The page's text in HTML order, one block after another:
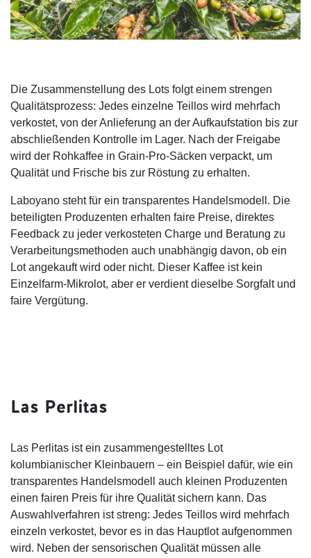
Die Zusammenstellung des Lots folgt einem strengen
Qualitätsprozess: Jedes einzelne Teillos wird mehrfach
verkostet, von der Anlieferung an der Aufkaufstation bis zur
abschließenden Kontrolle im Lager. Nach der Freigabe
wird der Rohkaffee in Grain-Pro-Säcken verpackt, um
Qualität und Frische bis zur Röstung zu erhalten.
Laboyano steht für ein transparentes Handelsmodell. Die
beteiligten Produzenten erhalten faire Preise, direktes
Feedback zu jeder verkosteten Charge und Beratung zu
Verarbeitungsmethoden auch unabhängig davon, ob ein
Lot angekauft wird oder nicht. Dieser Kaffee ist kein
Einzelfarm-Mikrolot, aber er verdient dieselbe Sorgfalt und
faire Vergütung.
Las Perlitas
Las Perlitas ist ein zusammengestelltes Lot
kolumbianischer Kleinbauern – ein Beispiel dafür, wie ein
transparentes Handelsmodell auch kleinen Produzenten
einen fairen Preis für ihre Qualität sichern kann. Das
Auswahlverfahren ist streng: Jedes Teillos wird mehrfach
einzeln verkostet, bevor es in das Hauptlot aufgenommen
wird. Neben der sensorischen Qualität müssen alle